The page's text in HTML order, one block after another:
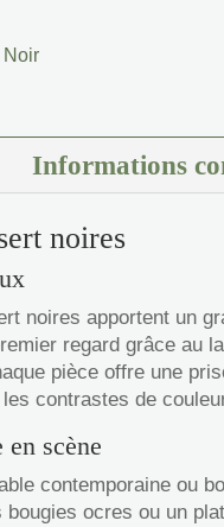
Noir
Informations
noires
noires apportent un
regard grâce au
pièce offre une
contrastes de
scène
contemporaine ou
ocres ou un